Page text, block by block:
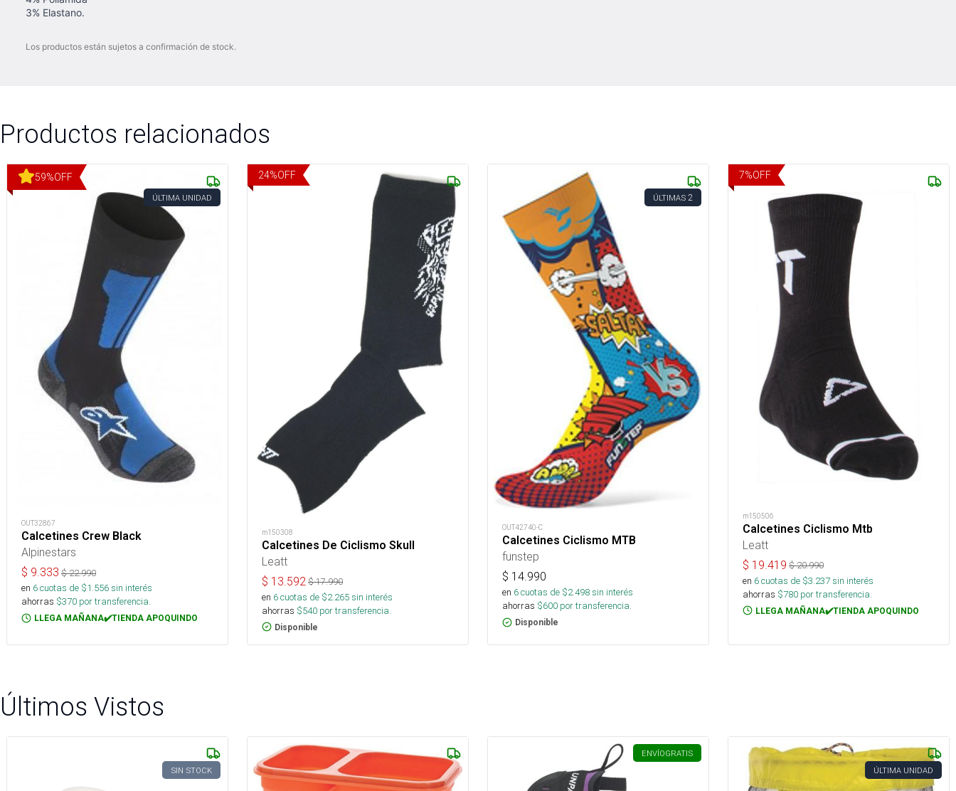
3% Elastano.
Los productos están sujetos a confirmación de stock.
Productos relacionados
59%OFF
ÚLTIMA UNIDAD
OUT32867
Calcetines Crew Black
Alpinestars
$ 9.333 $22.990
en 6cuotas de $1.556sin interés
ahorras $370 por transferencia.
LLEGA MAÑANA✔️TIENDA APOQUINDO
24%OFF
m150308
Calcetines De Ciclismo Skull
Leatt
$ 13.592 $17.990
en 6cuotas de $2.265sin interés
ahorras $540 por transferencia.
Disponible
ÚLTIMAS 2
OUT42740-C
Calcetines Ciclismo MTB
funstep
$ 14.990
en 6cuotas de $2.498sin interés
ahorras $600 por transferencia.
Disponible
7%OFF
m150506
Calcetines Ciclismo Mtb
Leatt
$ 19.419 $20.990
en 6cuotas de $3.237sin interés
ahorras $780 por transferencia.
LLEGA MAÑANA✔️TIENDA APOQUINDO
Últimos Vistos
SIN STOCK
ENVÍOGRATIS
ÚLTIMA UNIDAD